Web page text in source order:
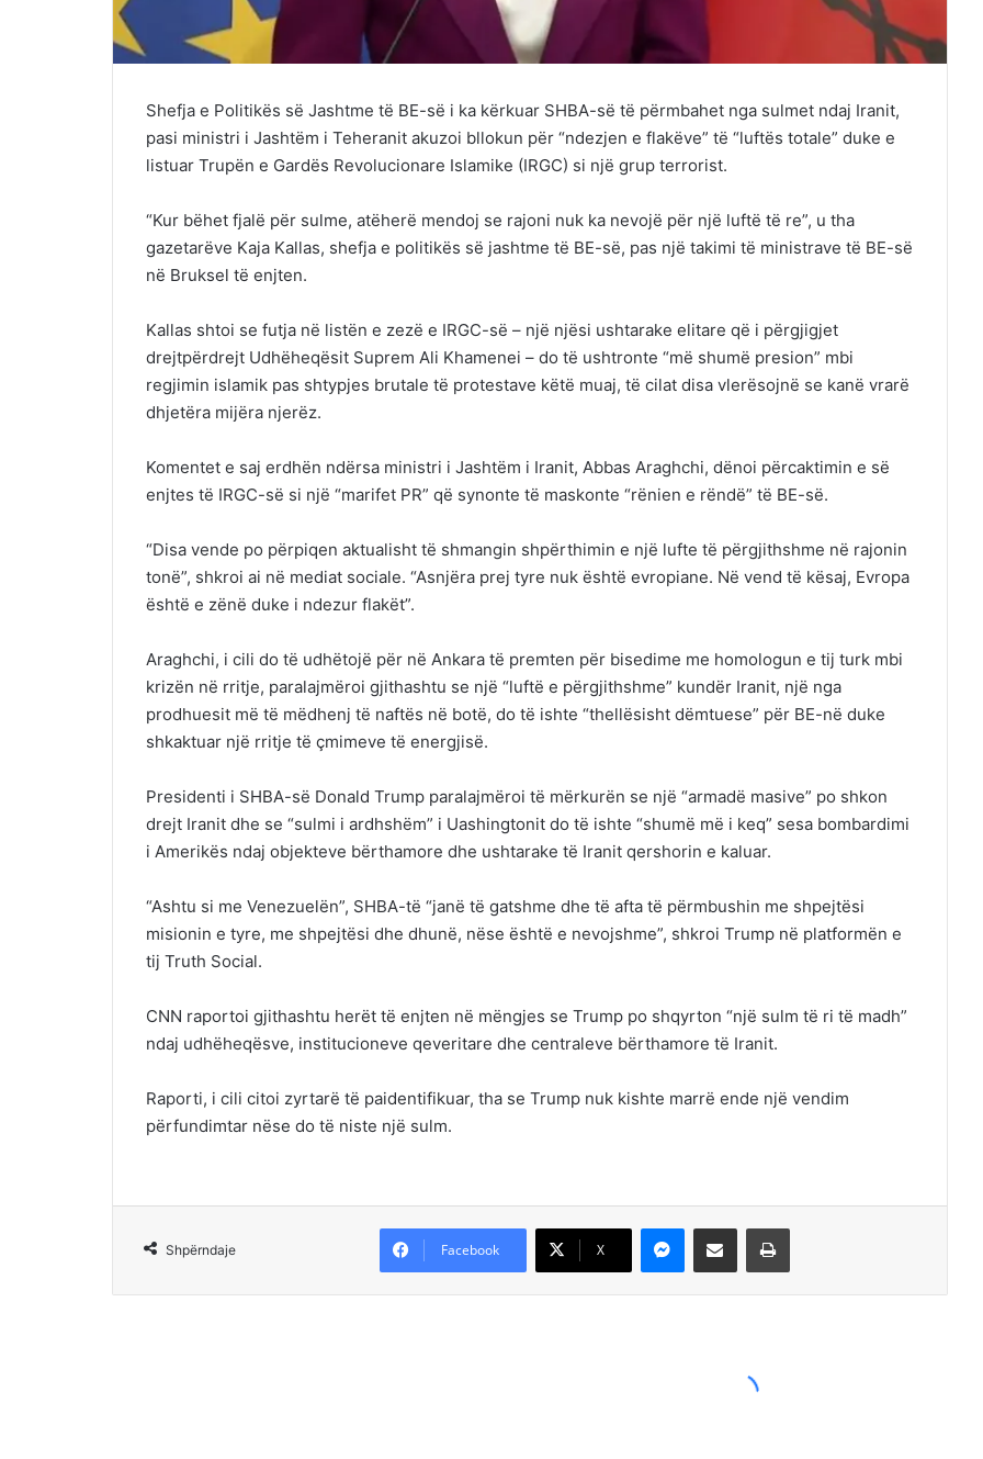
Shefja e Politikës së Jashtme të BE-së i ka kërkuar SHBA-së të përmbahet nga sulmet ndaj Iranit,
pasi ministri i Jashtëm i Teheranit akuzoi bllokun për “ndezjen e flakëve” të “luftës totale” duke e
listuar Trupën e Gardës Revolucionare Islamike (IRGC) si një grup terrorist.
“Kur bëhet fjalë për sulme, atëherë mendoj se rajoni nuk ka nevojë për një luftë të re”, u tha
gazetarëve Kaja Kallas, shefja e politikës së jashtme të BE-së, pas një takimi të ministrave të BE-së
në Bruksel të enjten.
Kallas shtoi se futja në listën e zezë e IRGC-së – një njësi ushtarake elitare që i përgjigjet
drejtpërdrejt Udhëheqësit Suprem Ali Khamenei – do të ushtronte “më shumë presion” mbi
regjimin islamik pas shtypjes brutale të protestave këtë muaj, të cilat disa vlerësojnë se kanë vrarë
dhjetëra mijëra njerëz.
Komentet e saj erdhën ndërsa ministri i Jashtëm i Iranit, Abbas Araghchi, dënoi përcaktimin e së
enjtes të IRGC-së si një “marifet PR” që synonte të maskonte “rënien e rëndë” të BE-së.
“Disa vende po përpiqen aktualisht të shmangin shpërthimin e një lufte të përgjithshme në rajonin
tonë”, shkroi ai në mediat sociale. “Asnjëra prej tyre nuk është evropiane. Në vend të kësaj, Evropa
është e zënë duke i ndezur flakët”.
Araghchi, i cili do të udhëtojë për në Ankara të premten për bisedime me homologun e tij turk mbi
krizën në rritje, paralajmëroi gjithashtu se një “luftë e përgjithshme” kundër Iranit, një nga
prodhuesit më të mëdhenj të naftës në botë, do të ishte “thellësisht dëmtuese” për BE-në duke
shkaktuar një rritje të çmimeve të energjisë.
Presidenti i SHBA-së Donald Trump paralajmëroi të mërkurën se një “armadë masive” po shkon
drejt Iranit dhe se “sulmi i ardhshëm” i Uashingtonit do të ishte “shumë më i keq” sesa bombardimi
i Amerikës ndaj objekteve bërthamore dhe ushtarake të Iranit qershorin e kaluar.
“Ashtu si me Venezuelën”, SHBA-të “janë të gatshme dhe të afta të përmbushin me shpejtësi
misionin e tyre, me shpejtësi dhe dhunë, nëse është e nevojshme”, shkroi Trump në platformën e
tij Truth Social.
CNN raportoi gjithashtu herët të enjten në mëngjes se Trump po shqyrton “një sulm të ri të madh”
ndaj udhëheqësve, institucioneve qeveritare dhe centraleve bërthamore të Iranit.
Raporti, i cili citoi zyrtarë të paidentifikuar, tha se Trump nuk kishte marrë ende një vendim
përfundimtar nëse do të niste një sulm.
Shpërndaje Facebook X
Messenger Shpërndajeni me anë të postës elektronike Printoje